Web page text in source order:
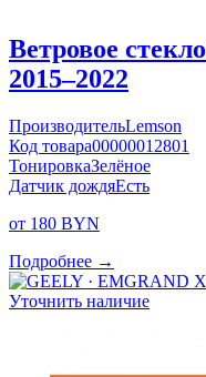
Ветровое стекло
2015–2022
ПроизводительLemson
Код товара00000012801
ТонировкаЗелёное
Датчик дождяЕсть
от 180 BYN
Подробнее →
Уточнить наличие